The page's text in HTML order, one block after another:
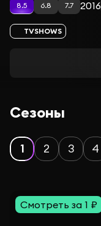
8.5 6.8 7.7 2016
TVSHOWS
Сезоны
1 2 3 4
Смотреть за 1 ₽